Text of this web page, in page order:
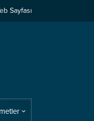
Sayfası